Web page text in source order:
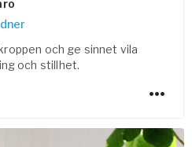
och ge sinnet vila
och stillhet.